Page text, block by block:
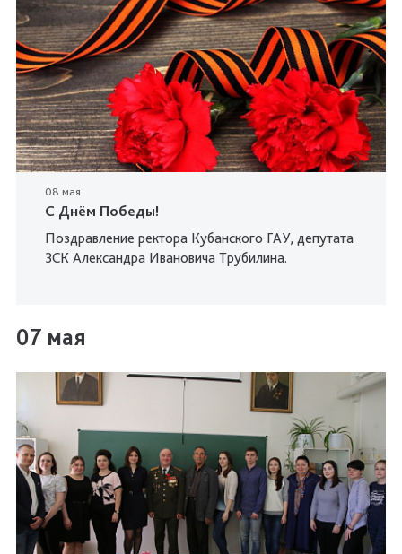
08 мая
С Днём Победы!
Поздравление ректора Кубанского ГАУ, депутата
ЗСК Александра Ивановича Трубилина.
07 мая